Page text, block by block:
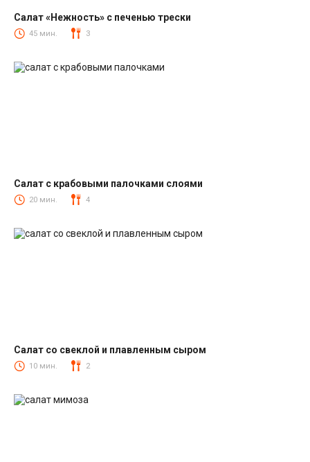
Салаты из печени трески
Салат «Нежность» с печенью трески
45 мин. 3
Салаты с крабовыми палочками
Салат с крабовыми палочками слоями
20 мин. 4
Салаты со свеклой
Салат со свеклой и плавленным сыром
10 мин. 2